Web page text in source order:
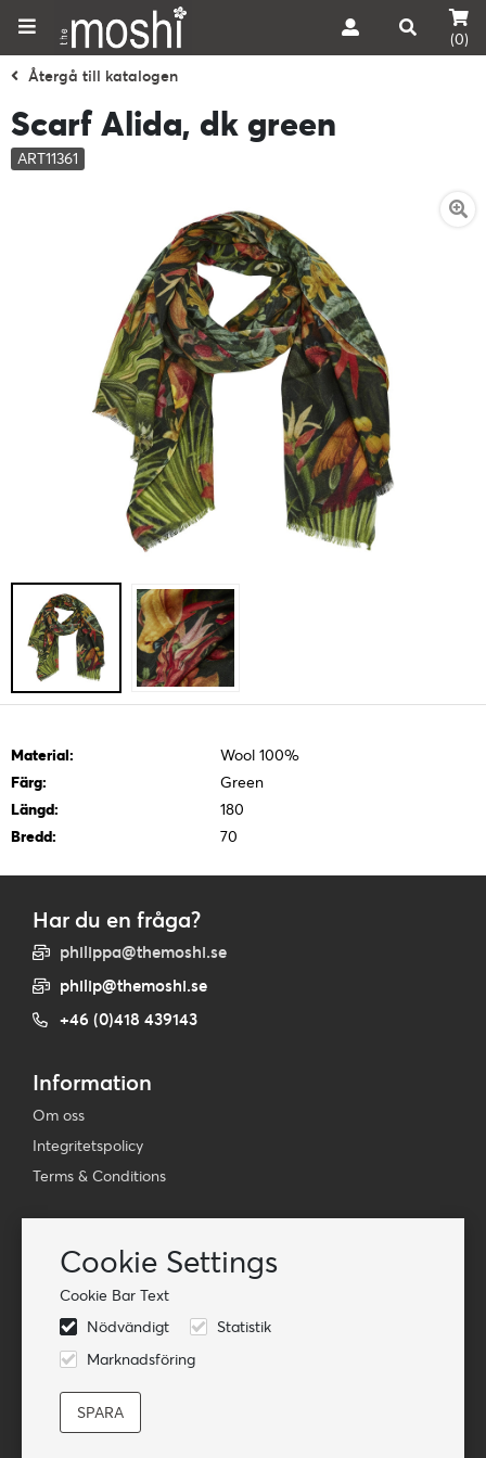
Cookie Settings
Cookie Bar Text
Nödvändigt
Statistik
Marknadsföring
(0)
Återgå till katalogen
Scarf Alida, dk green
ART11361
Material:
Wool 100%
Färg:
Green
Längd:
180
Bredd:
70
Har du en fråga?
philippa@themoshi.se
philip@themoshi.se
+46 (0)418 439143
Information
Om oss
Integritetspolicy
Terms & Conditions
Prenumerera på vår e-postlista
Följ oss